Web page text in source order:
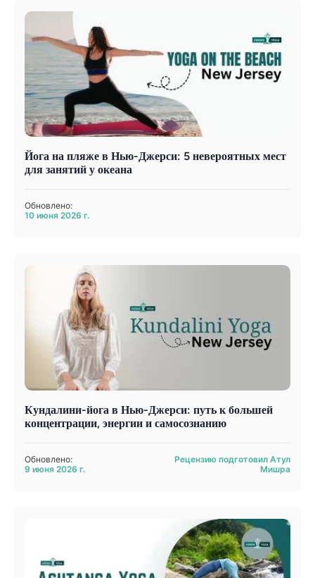
Йога на пляже в Нью-Джерси: 5 невероятных мест
для занятий у океана
Обновлено:
10 июня 2026 г.
Кундалини-йога в Нью-Джерси: путь к большей
концентрации, энергии и самосознанию
Обновлено:
9 июня 2026 г.
Рецензию подготовил Атул
Мишра